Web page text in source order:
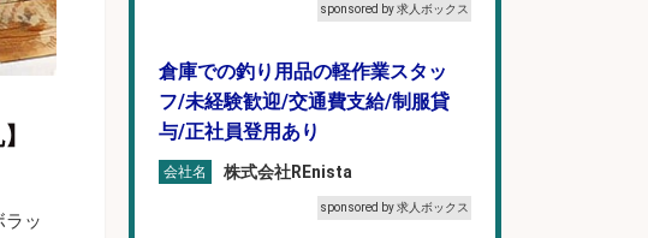
ッ
sponsored by 求人ボックス
倉庫での釣り用品の軽作業スタッ
フ/未経験歓迎/交通費支給/制服貸
与/正社員登用あり
会社名 株式会社REnista
sponsored by 求人ボックス